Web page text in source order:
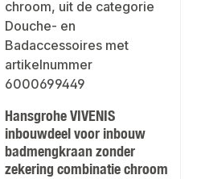
Hansgrohe VIVENIS
inbouwdeel voor inbouw
badmengkraan zonder
zekering combinatie chroom